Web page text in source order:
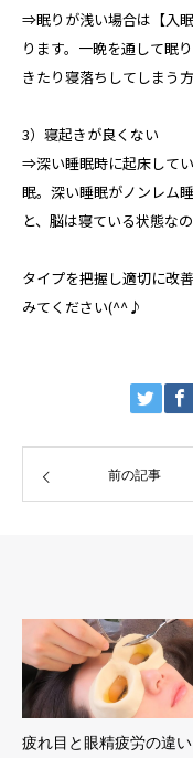
⇒眠りが浅い場合は【入
ります。一晩を通して眠
きたり寝落ちしてしまう方
3）寝起きが良くない
⇒深い睡眠時に起床して
眠。深い睡眠がノンレム
と、脳は寝ている状態な
タイプを把握し適切に改
みてください(^^♪
前の記事
疲れ目と眼精疲労の違